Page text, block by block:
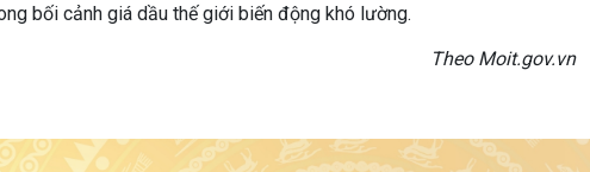
bối cảnh giá dầu thế giới biến động khó lường.
Theo Moit.gov.vn